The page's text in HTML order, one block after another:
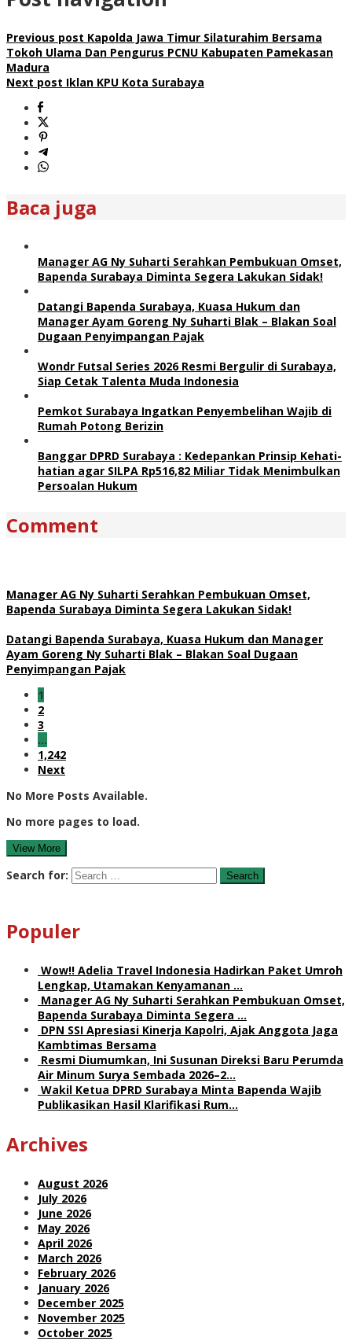
Previous post Kapolda Jawa Timur Silaturahim Bersama
Tokoh Ulama Dan Pengurus PCNU Kabupaten Pamekasan
Madura
Next post Iklan KPU Kota Surabaya
Baca juga
Manager AG Ny Suharti Serahkan Pembukuan Omset,
Bapenda Surabaya Diminta Segera Lakukan Sidak!
Datangi Bapenda Surabaya, Kuasa Hukum dan
Manager Ayam Goreng Ny Suharti Blak – Blakan Soal
Dugaan Penyimpangan Pajak
Wondr Futsal Series 2026 Resmi Bergulir di Surabaya,
Siap Cetak Talenta Muda Indonesia
Pemkot Surabaya Ingatkan Penyembelihan Wajib di
Rumah Potong Berizin
Banggar DPRD Surabaya : Kedepankan Prinsip Kehati-
hatian agar SILPA Rp516,82 Miliar Tidak Menimbulkan
Persoalan Hukum
Comment
Manager AG Ny Suharti Serahkan Pembukuan Omset,
Bapenda Surabaya Diminta Segera Lakukan Sidak!
Datangi Bapenda Surabaya, Kuasa Hukum dan Manager
Ayam Goreng Ny Suharti Blak – Blakan Soal Dugaan
Penyimpangan Pajak
1
2
3
…
1,242
Next
No More Posts Available.
No more pages to load.
View More
Search for:
Populer
Wow!! Adelia Travel Indonesia Hadirkan Paket Umroh
Lengkap, Utamakan Kenyamanan …
Manager AG Ny Suharti Serahkan Pembukuan Omset,
Bapenda Surabaya Diminta Segera …
DPN SSI Apresiasi Kinerja Kapolri, Ajak Anggota Jaga
Kambtimas Bersama
Resmi Diumumkan, Ini Susunan Direksi Baru Perumda
Air Minum Surya Sembada 2026–2…
Wakil Ketua DPRD Surabaya Minta Bapenda Wajib
Publikasikan Hasil Klarifikasi Rum…
Archives
August 2026
July 2026
June 2026
May 2026
April 2026
March 2026
February 2026
January 2026
December 2025
November 2025
October 2025